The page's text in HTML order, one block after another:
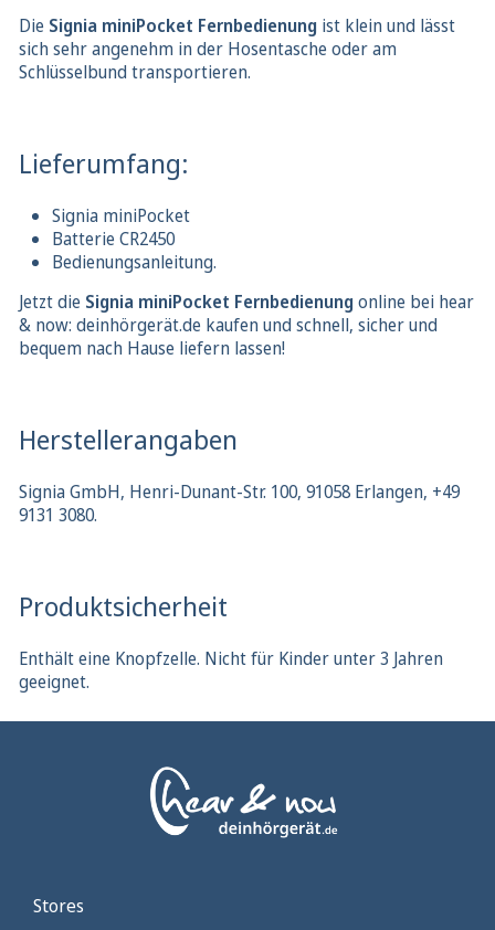
Die Signia miniPocket Fernbedienung ist klein und lässt
sich sehr angenehm in der Hosentasche oder am
Schlüsselbund transportieren.
Lieferumfang:
Signia miniPocket
Batterie CR2450
Bedienungsanleitung.
Jetzt die Signia miniPocket Fernbedienung online bei hear
& now: deinhörgerät.de kaufen und schnell, sicher und
bequem nach Hause liefern lassen!
Herstellerangaben
Signia GmbH, Henri-Dunant-Str. 100, 91058 Erlangen, +49
9131 3080.
Produktsicherheit
Enthält eine Knopfzelle. Nicht für Kinder unter 3 Jahren
geeignet.
Stores